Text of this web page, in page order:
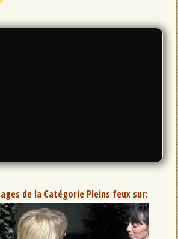
de la Catégorie Pleins feux sur: